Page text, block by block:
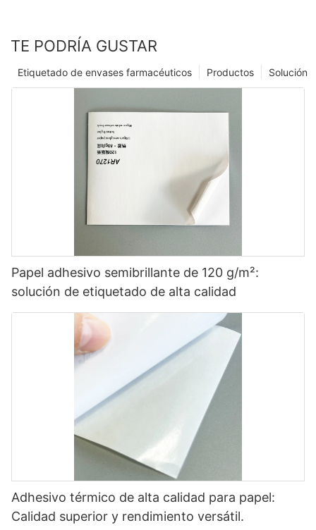
TE PODRÍA GUSTAR
Solución
Productos
Etiquetado de envases farmacéuticos
Papel adhesivo semibrillante de 120 g/m²:
solución de etiquetado de alta calidad
Adhesivo térmico de alta calidad para papel:
Calidad superior y rendimiento versátil.